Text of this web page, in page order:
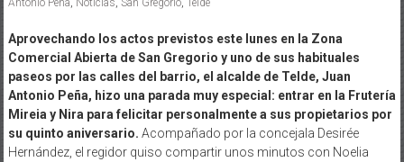
Aprovechando los actos previstos este lunes en la Zona
Comercial Abierta de San Gregorio y uno de sus habituales
paseos por las calles del barrio, el alcalde de Telde, Juan
Antonio Peña, hizo una parada muy especial: entrar en la Frutería
Mireia y Nira para felicitar personalmente a sus propietarios por
su quinto aniversario. Acompañado por la concejala Desirée
Hernández, el regidor quiso compartir unos minutos con Noelia